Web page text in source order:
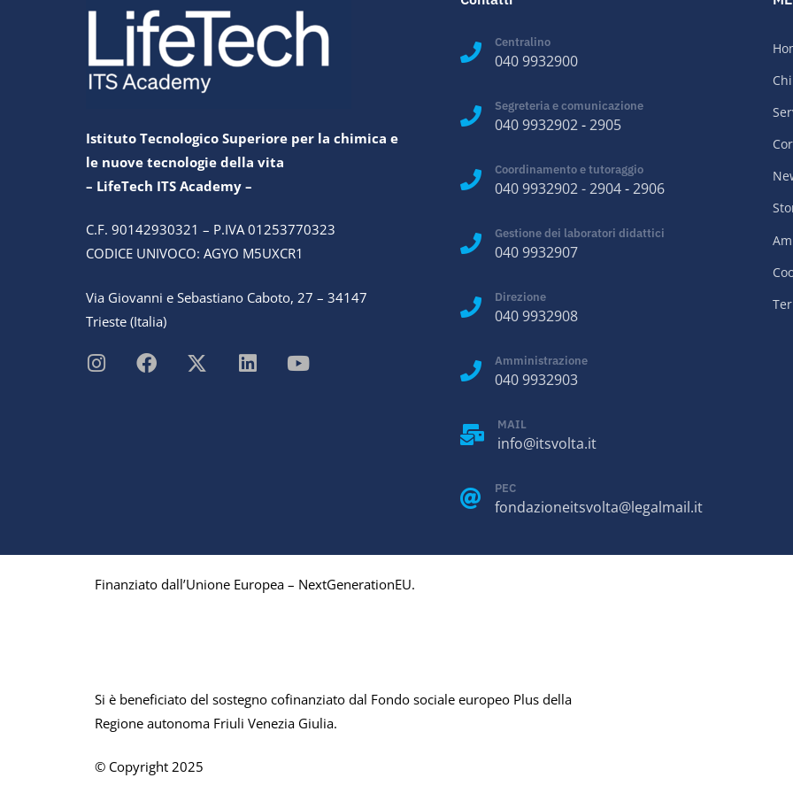
Istituto Tecnologico Superiore per la chimica e
le nuove tecnologie della vita
– LifeTech ITS Academy –
C.F. 90142930321 – P.IVA 01253770323
CODICE UNIVOCO: AGYO M5UXCR1
Via Giovanni e Sebastiano Caboto, 27 – 34147
Trieste (Italia)
Centralino
040 9932900
Segreteria e comunicazione
040 9932902-2905
Coordinamento e tutoraggio
040 9932902-2904-2906
Gestione dei laboratori didattici
040 9932907
Direzione
040 9932908
Amministrazione
040 9932903
MAIL
info@itsvolta.it
PEC
fondazioneitsvolta@legalmail.it
Finanziato dall’Unione Europea – NextGenerationEU.
Si è beneficiato del sostegno cofinanziato dal Fondo sociale europeo Plus della
Regione autonoma Friuli Venezia Giulia.
© Copyright 2025